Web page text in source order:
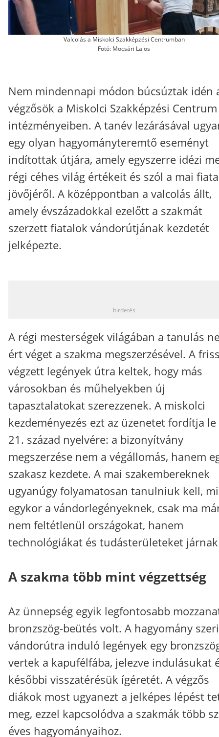
Valcolás a Miskolci Szakképzési Centrumban
Fotó: Mocsári Lajos
Nem mindennapi módon búcsúztak idén
végzősök a Miskolci Szakképzési Centrum
intézményeiben. A tanév lezárásával
egy olyan hagyományteremtő eseményt
indítottak útjára, amely egyszerre idézi
régi céhes világ értékeit és szól a mai
jövőjéről. A középpontban a valcolás állt,
amely évszázadokkal ezelőtt a szakmát
szerzett fiatalok vándorútjának kezdetét
jelképezte.
hirdetés
A régi mesterségek világában a tanulás
ért véget a szakma megszerzésével. A
végzett legények útra keltek, hogy más
városokban és műhelyekben új
tapasztalatokat szerezzenek. A miskolci
kezdeményezés ezt az üzenetet fordítja le
21. század nyelvére: a bizonyítvány
megszerzése nem a végállomás, hanem
szakasz kezdete. A mai szakembereknek
ugyanúgy folyamatosan tanulniuk kell,
egykor a vándorlegényeknek, csak ma
nem feltétlenül országokat, hanem
technológiákat és tudásterületeket
A szakma több mint végzettség
Az ünnepség egyik legfontosabb
bronzszög-beütés volt. A hagyomány
vándorútra induló legények egy
vertek a kapufélfába, jelezve indulásukat
későbbi visszatérésük ígéretét. A végzős
diákok most ugyanezt a jelképes lépést
meg, ezzel kapcsolódva a szakmák több
éves hagyományaihoz.